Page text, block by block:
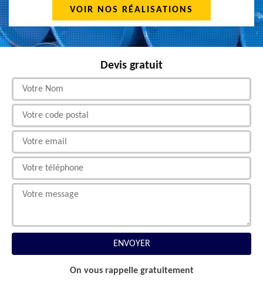
VOIR NOS RÉALISATIONS
Devis gratuit
On vous rappelle gratuitement